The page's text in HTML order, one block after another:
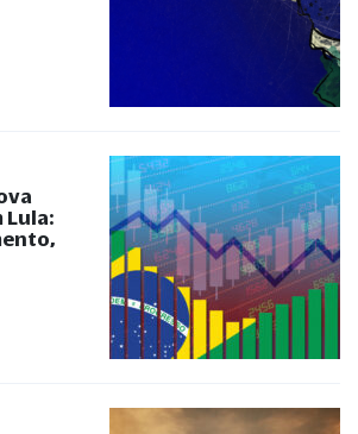
Lula: